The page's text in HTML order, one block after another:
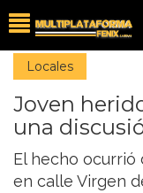
Locales
Joven
una
El hecho
en calle Virgen